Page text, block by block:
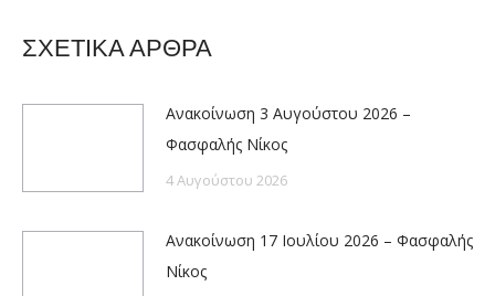
ΣΧΕΤΙΚΑ ΑΡΘΡΑ
Ανακοίνωση 3 Αυγούστου 2026 –
Φασφαλής Νίκος
4 Αυγούστου 2026
Ανακοίνωση 17 Ιουλίου 2026 – Φασφαλής
Νίκος